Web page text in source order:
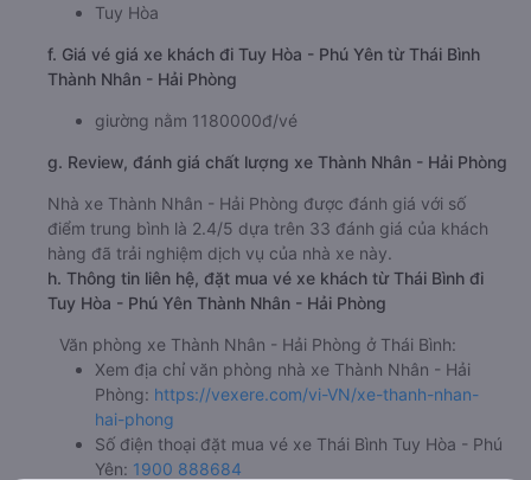
Tuy Hòa
f. Giá vé giá xe khách đi Tuy Hòa - Phú Yên từ Thái Bình
Thành Nhân - Hải Phòng
giường nằm 1180000đ/vé
g. Review, đánh giá chất lượng xe Thành Nhân - Hải Phòng
Nhà xe Thành Nhân - Hải Phòng được đánh giá với số
điểm trung bình là 2.4/5 dựa trên 33 đánh giá của khách
hàng đã trải nghiệm dịch vụ của nhà xe này.
h. Thông tin liên hệ, đặt mua vé xe khách từ Thái Bình đi
Tuy Hòa - Phú Yên Thành Nhân - Hải Phòng
Văn phòng xe Thành Nhân - Hải Phòng ở Thái Bình:
Xem địa chỉ văn phòng nhà xe Thành Nhân - Hải
Phòng: https://vexere.com/vi-VN/xe-thanh-nhan-
hai-phong
Số điện thoại đặt mua vé xe Thái Bình Tuy Hòa - Phú
Yên: 1900 888684